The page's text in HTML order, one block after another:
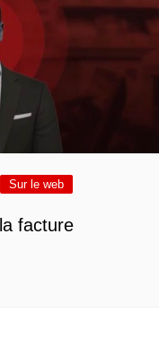
Sur le web
facture